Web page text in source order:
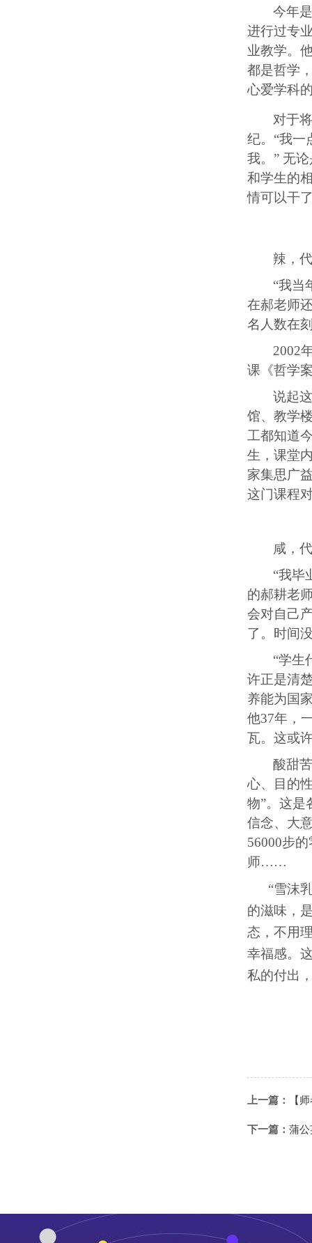
今年
进行过专
业教学。
都是哲学
心爱学科
对于
纪。 “我一
我。” 无
和学生的
情可以干
辣，
“我当
在郝老师
名人数在
2002
课《哲学
说起
馆、教学
工都知道
生，课堂
家集思广
这门课程
咸，
“我毕
的郝耕老
会对自己
了。时间
“学生
许正是清
养能为国
他37年，
瓦。这或
酸甜
心、目的
物”。这是
信念、大
56000步的
师……
“雪沫
的滋味，
态，不用
幸福感。
私的付出
上一篇： 【
下一篇： 蒲